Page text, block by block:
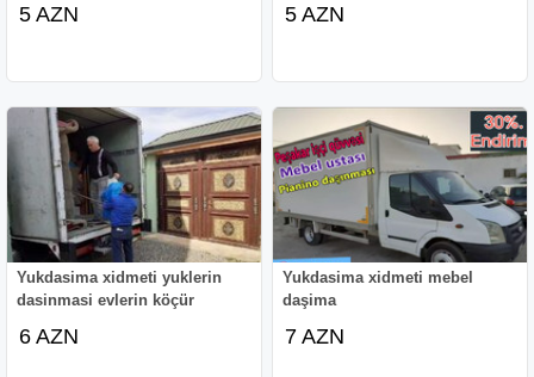
5 AZN 5 AZN
Yukdasima xidmeti yuklerin
dasinmasi evlerin köçür
6 AZN
Yukdasima xidmeti mebel
daşima
7 AZN